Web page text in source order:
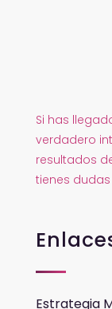
Si has
verdadero
resultados
tienes
Estrategia